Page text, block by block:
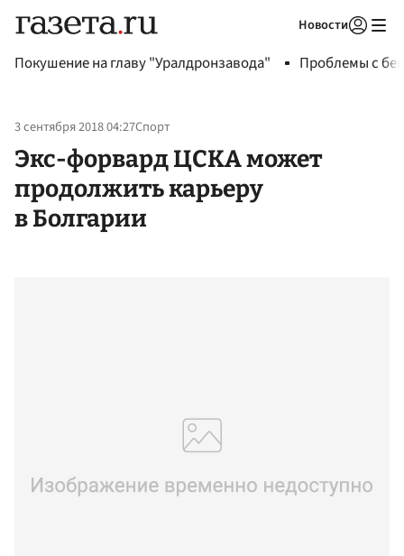
Новости
Покушение на главу "Уралдронзавода" Проблемы с
3 сентября 2018 04:27Спорт
Экс-форвард ЦСКА может
продолжить карьеру
в Болгарии